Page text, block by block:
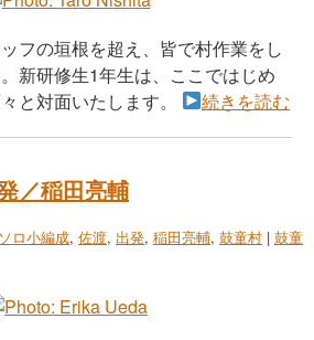
フの垣根を超え、皆で村作業をし
新研修生1年生は、ここではじめ
と対面いたします。
続きを読む
／稲田亮輔
ソロ小編成, 佐渡, 出発, 稲田亮輔, 鼓童村 | 鼓童